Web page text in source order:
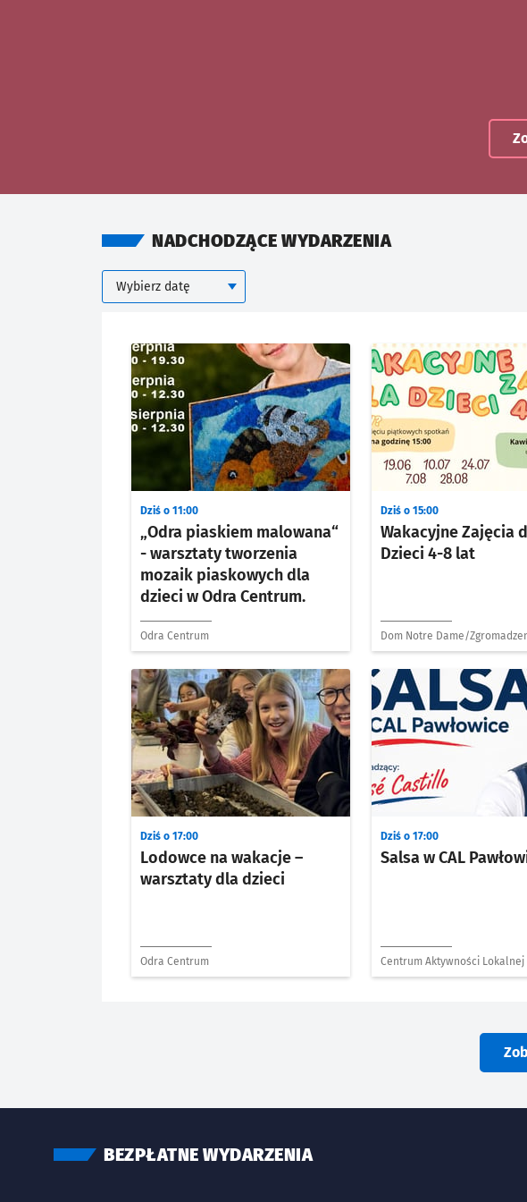
NADCHODZĄCE WYDARZENIA
Kalendarium
Wybierz datę
„Odra piaskiem malowana“
- warsztaty tworzenia
mozaik piaskowych dla
dzieci w Odra Centrum.
Dziś o 11:00
Odra Centrum
Wakacyjne Zajęcia
Dzieci 4-8 lat
Dziś o 15:00
Dom Notre Dame/
Szkolnych de Notre Dame
Lodowce na wakacje –
warsztaty dla dzieci
Dziś o 17:00
Odra Centrum
Salsa w CAL
Dziś o 17:00
Centrum Aktywności Lokalnej
Pawłowice
BEZPŁATNE WYDARZENIA